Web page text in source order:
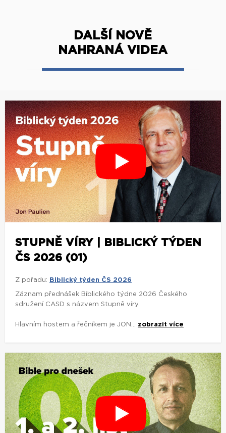
DALŠÍ NOVĚ
NAHRANÁ VIDEA
STUPNĚ VÍRY | BIBLICKÝ TÝDEN
ČS 2026 (01)
Z pořadu: Biblický týden ČS 2026
Záznam přednášek Biblického týdne 2026 Českého
sdružení CASD s názvem Stupně víry.
Hlavním hostem a řečníkem je JON... zobrazit více